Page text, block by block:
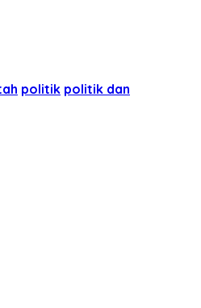
politik politik dan